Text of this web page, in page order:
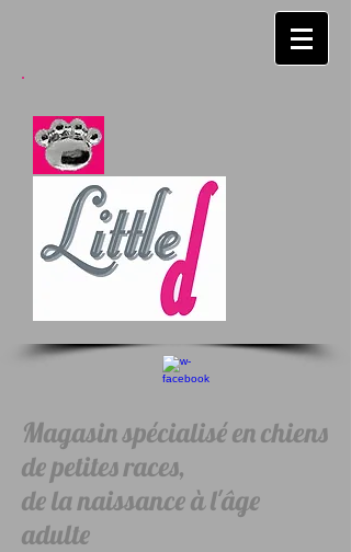
Magasin spécialisé en chiens
de petites races,
de la naissance à l'âge
adulte